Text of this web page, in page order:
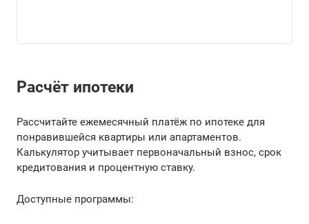
Расчёт ипотеки
Рассчитайте ежемесячный платёж по ипотеке для
понравившейся квартиры или апартаментов.
Калькулятор учитывает первоначальный взнос, срок
кредитования и процентную ставку.
Доступные программы: